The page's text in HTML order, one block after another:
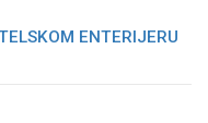
ENTERIJERU